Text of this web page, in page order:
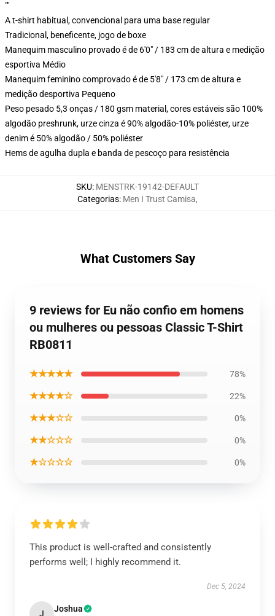
""
A t-shirt habitual, convencional para uma base regular
Tradicional, beneficente, jogo de boxe
Manequim masculino provado é de 6'0" / 183 cm de altura e medição
esportiva Médio
Manequim feminino comprovado é de 5'8" / 173 cm de altura e
medição desportiva Pequeno
Peso pesado 5,3 onças / 180 gsm material, cores estáveis são 100%
algodão preshrunk, urze cinza é 90% algodão-10% poliéster, urze
denim é 50% algodão / 50% poliéster
Hems de agulha dupla e banda de pescoço para resistência
SKU: MENSTRK-19142-DEFAULT
Categorias: Men I Trust Camisa,
What Customers Say
9 reviews for Eu não confio em homens
ou mulheres ou pessoas Classic T-Shirt
RB0811
★★★★★ 78%
★★★★☆ 22%
★★★☆☆ 0%
★★☆☆☆ 0%
★☆☆☆☆ 0%
This product is well-crafted and consistently
performs well; I highly recommend it.
Dec 5, 2024
J Joshua